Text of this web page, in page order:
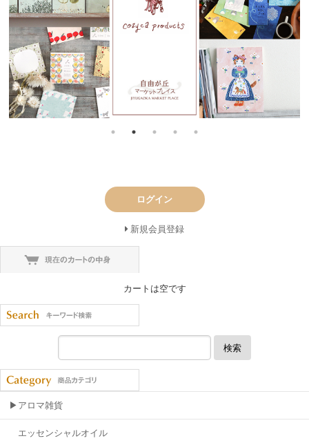
ログイン
新規会員登録
カートは空です
検索
▶アロマ雑貨
エッセンシャルオイル